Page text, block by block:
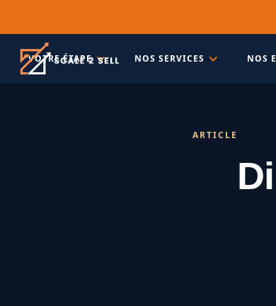
VOTRE ÉTAPE NOS SERVICES NOS
ARTICLE